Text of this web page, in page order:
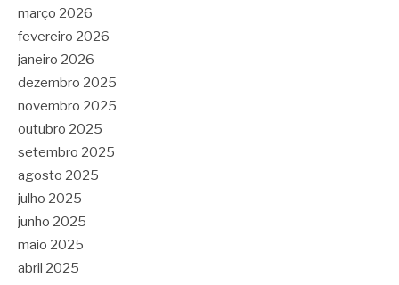
março 2026
fevereiro 2026
janeiro 2026
dezembro 2025
novembro 2025
outubro 2025
setembro 2025
agosto 2025
julho 2025
junho 2025
maio 2025
abril 2025